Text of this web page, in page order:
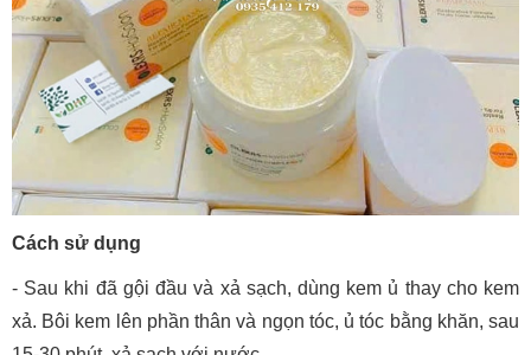
Cách sử dụng
- Sau khi đã gội đầu và xả sạch, dùng kem ủ thay cho kem
xả. Bôi kem lên phần thân và ngọn tóc, ủ tóc bằng khăn, sau